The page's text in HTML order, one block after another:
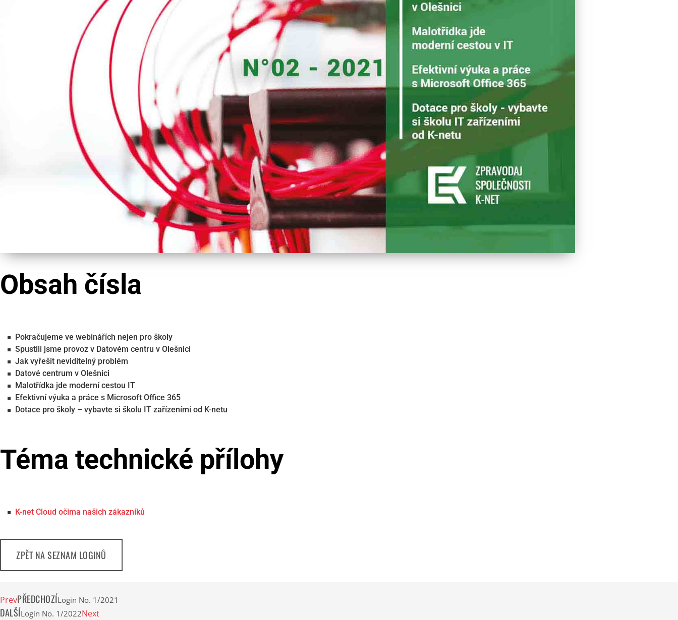
Obsah čísla
Pokračujeme ve webinářích nejen pro školy
Spustili jsme provoz v Datovém centru v Olešnici
Jak vyřešit neviditelný problém
Datové centrum v Olešnici
Malotřídka jde moderní cestou IT
Efektivní výuka a práce s Microsoft Office 365
Dotace pro školy – vybavte si školu IT zařízeními od K-netu
Téma technické přílohy
K-net Cloud očima našich zákazníků
ZPĚT NA SEZNAM LOGINŮ
PrevPŘEDCHOZÍLogin No. 1/2021
DALŠÍLogin No. 1/2022Next